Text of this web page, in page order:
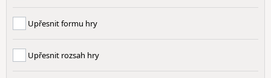
Upřesnit formu hry
Upřesnit rozsah hry